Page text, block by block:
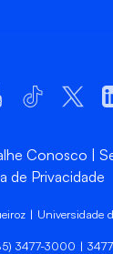
Conosco
de Privacidade
| Universidade
3477-3000 |